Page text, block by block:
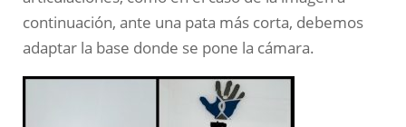
continuación, ante una pata más corta, debemos
adaptar la base donde se pone la cámara.